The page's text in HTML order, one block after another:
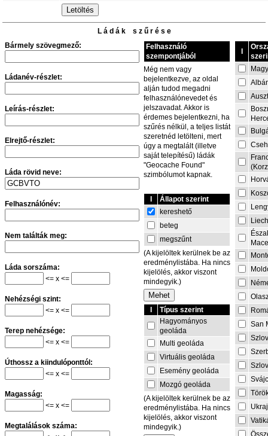
L á d á k s z ű r é s e
Bármely szövegmező:
Ládanév-részlet:
Leírás-részlet:
Elrejtő-részlet:
Láda rövid neve:
Felhasználónév:
Nem találták meg:
Láda sorszáma:
<= x <=
Nehézségi szint:
<= x <=
Terep nehézsége:
<= x <=
Úthossz a kiindulóponttól:
<= x <=
Magasság:
<= x <=
Megtalálások száma:
Felhasználó
szempontjából
Még nem vagy
bejelentkezve, az oldal
alján tudod megadni
felhasználónevedet és
jelszavadat. Akkor is
érdemes bejelentkezni, ha
szűrés nélkül, a teljes listát
szeretnéd letölteni, mert
úgy a megtalált (illetve
saját telepítésű) ládák
"Geocache Found"
szimbólumot kapnak.
I
Állapot szerint
kereshető
beteg
megszűnt
(A kijelöltek kerülnek be az
eredménylistába. Ha nincs
kijelölés, akkor viszont
mindegyik.)
I
Típus szerint
Hagyományos
geoláda
Multi geoláda
Virtuális geoláda
Esemény geoláda
Mozgó geoláda
(A kijelöltek kerülnek be az
eredménylistába. Ha nincs
kijelölés, akkor viszont
mindegyik.)
San